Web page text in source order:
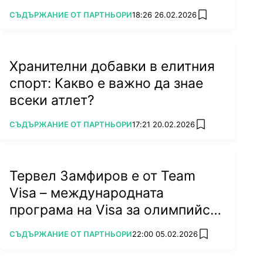
ПОВЕЧЕ ОТ
СЪДЪРЖАНИЕ ОТ ПАРТНЬОРИ18:26 26.02.2026 add favorites
Хранителни добавки в елитния
спорт: Какво е важно да знае
всеки атлет?
ПОВЕЧЕ ОТ
СЪДЪРЖАНИЕ ОТ ПАРТНЬОРИ17:21 20.02.2026 add favorites
Тервел Замфиров е от Team
Visa – международната
програма на Visa за олимпийски
спортисти
ПОВЕЧЕ ОТ
СЪДЪРЖАНИЕ ОТ ПАРТНЬОРИ22:00 05.02.2026 add favorites